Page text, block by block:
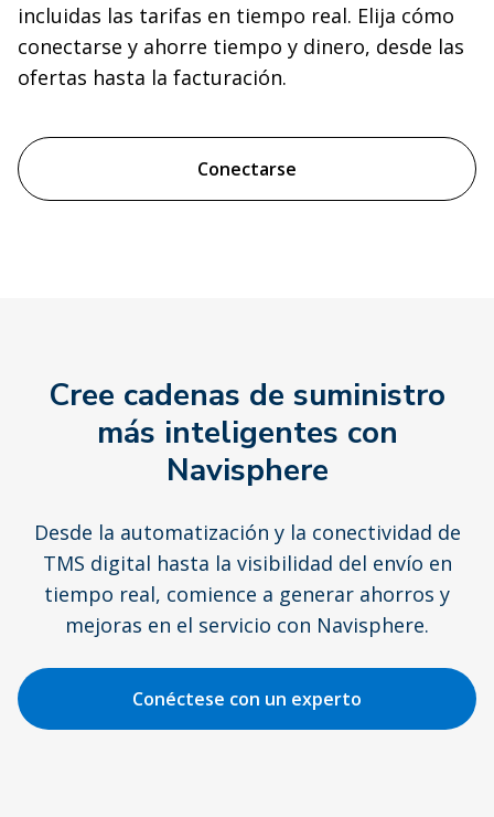
incluidas las tarifas en tiempo real. Elija cómo
conectarse y ahorre tiempo y dinero, desde las
ofertas hasta la facturación.
Conectarse
Cree cadenas de suministro
más inteligentes con
Navisphere
Desde la automatización y la conectividad de
TMS digital hasta la visibilidad del envío en
tiempo real, comience a generar ahorros y
mejoras en el servicio con Navisphere.
Conéctese con un experto